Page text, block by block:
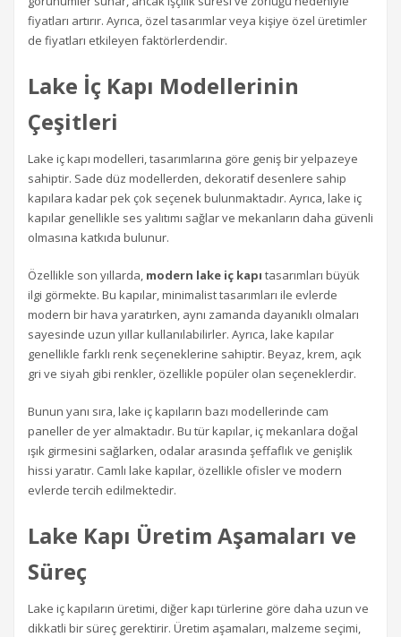
fiyatları artırır. Ayrıca, özel tasarımlar veya kişiye özel üretimler
de fiyatları etkileyen faktörlerdendir.
Lake İç Kapı Modellerinin
Çeşitleri
Lake iç kapı modelleri, tasarımlarına göre geniş bir yelpazeye
sahiptir. Sade düz modellerden, dekoratif desenlere sahip
kapılara kadar pek çok seçenek bulunmaktadır. Ayrıca, lake iç
kapılar genellikle ses yalıtımı sağlar ve mekanların daha güvenli
olmasına katkıda bulunur.
Özellikle son yıllarda, modern lake iç kapı tasarımları büyük
ilgi görmekte. Bu kapılar, minimalist tasarımları ile evlerde
modern bir hava yaratırken, aynı zamanda dayanıklı olmaları
sayesinde uzun yıllar kullanılabilirler. Ayrıca, lake kapılar
genellikle farklı renk seçeneklerine sahiptir. Beyaz, krem, açık
gri ve siyah gibi renkler, özellikle popüler olan seçeneklerdir.
Bunun yanı sıra, lake iç kapıların bazı modellerinde cam
paneller de yer almaktadır. Bu tür kapılar, iç mekanlara doğal
ışık girmesini sağlarken, odalar arasında şeffaflık ve genişlik
hissi yaratır. Camlı lake kapılar, özellikle ofisler ve modern
evlerde tercih edilmektedir.
Lake Kapı Üretim Aşamaları ve
Süreç
Lake iç kapıların üretimi, diğer kapı türlerine göre daha uzun ve
dikkatli bir süreç gerektirir. Üretim aşamaları, malzeme seçimi,